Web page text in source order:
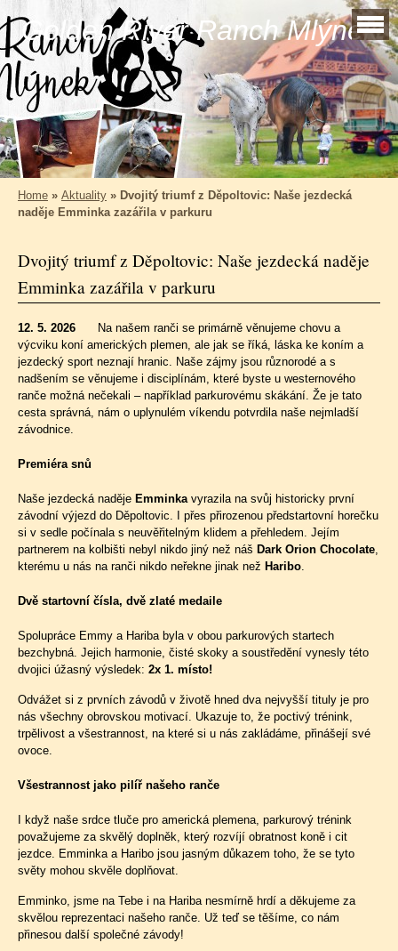
Golden River Ranch Mlýnek
Home » Aktuality » Dvojitý triumf z Děpoltovic: Naše jezdecká
naděje Emminka zazářila v parkuru
Dvojitý triumf z Děpoltovic: Naše jezdecká naděje
Emminka zazářila v parkuru
12. 5. 2026
Na našem ranči se primárně věnujeme chovu a
výcviku koní amerických plemen, ale jak se říká, láska ke koním a
jezdecký sport neznají hranic. Naše zájmy jsou různorodé a s
nadšením se věnujeme i disciplínám, které byste u westernového
ranče možná nečekali – například parkurovému skákání. Že je tato
cesta správná, nám o uplynulém víkendu potvrdila naše nejmladší
závodnice.
Premiéra snů
Naše jezdecká naděje Emminkavyrazila na svůj historicky první
závodní výjezd do Děpoltovic. I přes přirozenou předstartovní horečku
si v sedle počínala s neuvěřitelným klidem a přehledem. Jejím
partnerem na kolbišti nebyl nikdo jiný než náš Dark Orion Chocolate,
kterému u nás na ranči nikdo neřekne jinak než Haribo.
Dvě startovní čísla, dvě zlaté medaile
Spolupráce Emmy a Hariba byla v obou parkurových startech
bezchybná. Jejich harmonie, čisté skoky a soustředění vynesly této
dvojici úžasný výsledek: 2x 1. místo!
Odvážet si z prvních závodů v životě hned dva nejvyšší tituly je pro
nás všechny obrovskou motivací. Ukazuje to, že poctivý trénink,
trpělivost a všestrannost, na které si u nás zakládáme, přinášejí své
ovoce.
Všestrannost jako pilíř našeho ranče
I když naše srdce tluče pro americká plemena, parkurový trénink
považujeme za skvělý doplněk, který rozvíjí obratnost koně i cit
jezdce. Emminka a Haribo jsou jasným důkazem toho, že se tyto
světy mohou skvěle doplňovat.
Emminko, jsme na Tebe i na Hariba nesmírně hrdí a děkujeme za
skvělou reprezentaci našeho ranče. Už teď se těšíme, co nám
přinesou další společné závody!